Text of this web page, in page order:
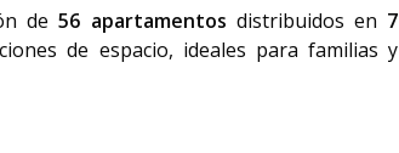
de56 apartamentos distribuidos en 7
de espacio, ideales para familias y